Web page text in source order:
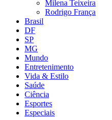
Milena Teixeira
Rodrigo França
Brasil
DF
SP
MG
Mundo
Entretenimento
Vida & Estilo
Saúde
Ciência
Esportes
Especiais